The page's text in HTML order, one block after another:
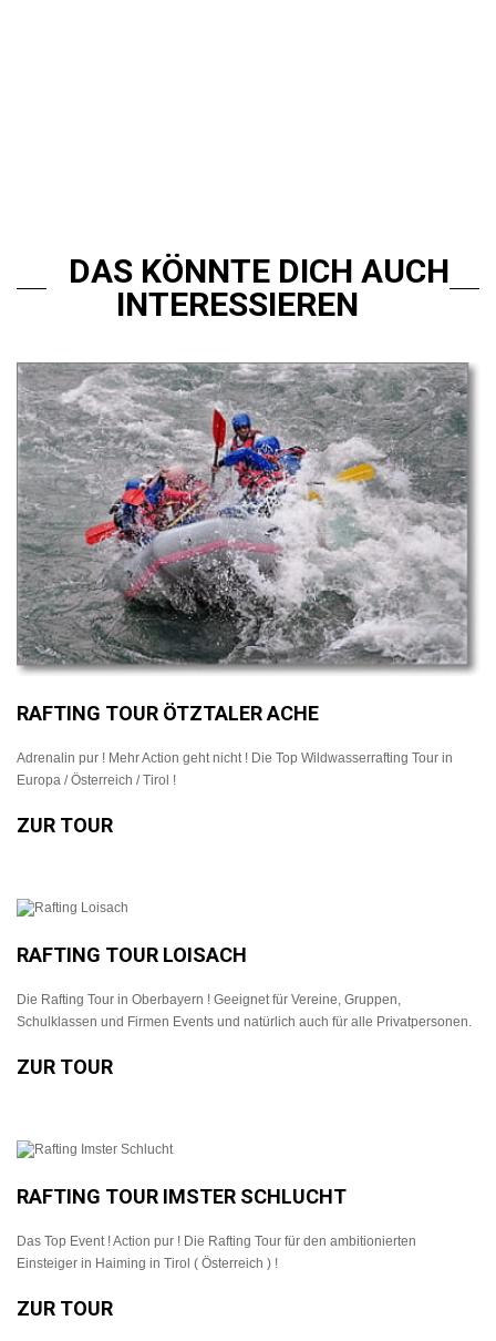
DAS KÖNNTE DICH AUCH
INTERESSIEREN
RAFTING TOUR ÖTZTALER ACHE
Adrenalin pur ! Mehr Action geht nicht ! Die Top Wildwasserrafting Tour in
Europa / Österreich / Tirol !
ZUR TOUR
RAFTING TOUR LOISACH
Die Rafting Tour in Oberbayern ! Geeignet für Vereine, Gruppen,
Schulklassen und Firmen Events und natürlich auch für alle Privatpersonen.
ZUR TOUR
RAFTING TOUR IMSTER SCHLUCHT
Das Top Event ! Action pur ! Die Rafting Tour für den ambitionierten
Einsteiger in Haiming in Tirol ( Österreich ) !
ZUR TOUR